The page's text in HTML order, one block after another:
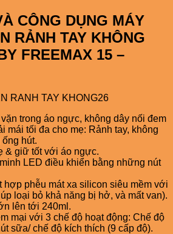
CÔNG DỤNG MÁY
RẢNH TAY KHÔNG
FREEMAX 15 –
trong áo ngực, không dây nối đem
mái tối đa cho mẹ: Rảnh tay, không
hút.
& giữ tốt với áo ngực.
LED điều khiển bằng những nút
hợp phễu mát xa silicon siêu mềm với
loại bỏ khả năng bị hở, và mất van).
lên tới 240ml.
mại với 3 chế độ hoạt động: Chế độ
sữa/ chế độ kích thích (9 cấp độ).